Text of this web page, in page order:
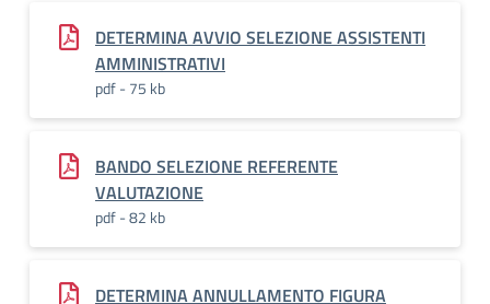
DETERMINA AVVIO SELEZIONE ASSISTENTI
AMMINISTRATIVI
pdf - 75 kb
BANDO SELEZIONE REFERENTE
VALUTAZIONE
pdf - 82 kb
DETERMINA ANNULLAMENTO FIGURA